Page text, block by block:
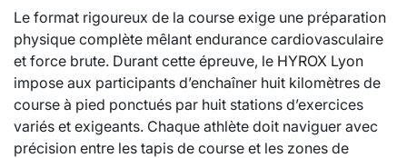
Le format rigoureux de la course exige une préparation
physique complète mêlant endurance cardiovasculaire
et force brute. Durant cette épreuve, le HYROX Lyon
impose aux participants d’enchaîner huit kilomètres de
course à pied ponctués par huit stations d’exercices
variés et exigeants. Chaque athlète doit naviguer avec
précision entre les tapis de course et les zones de